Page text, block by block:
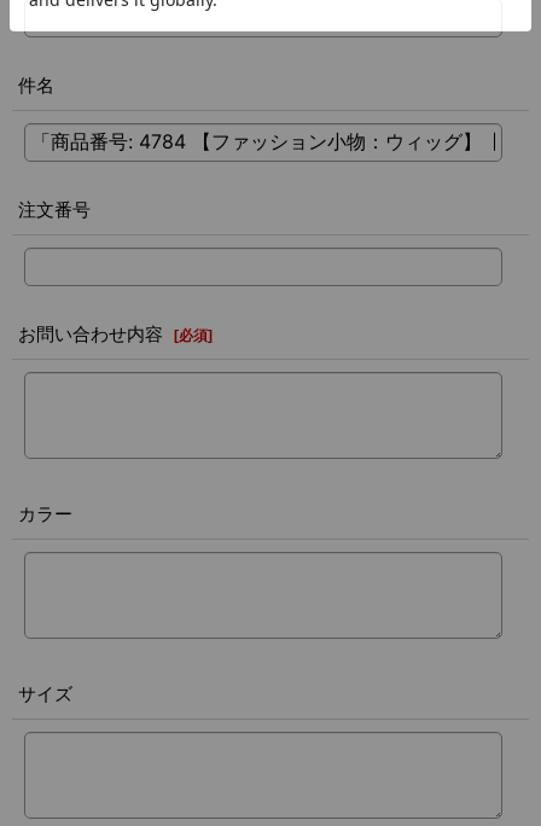
件名
注文番号
お問い合わせ内容 [必須]
カラー
サイズ